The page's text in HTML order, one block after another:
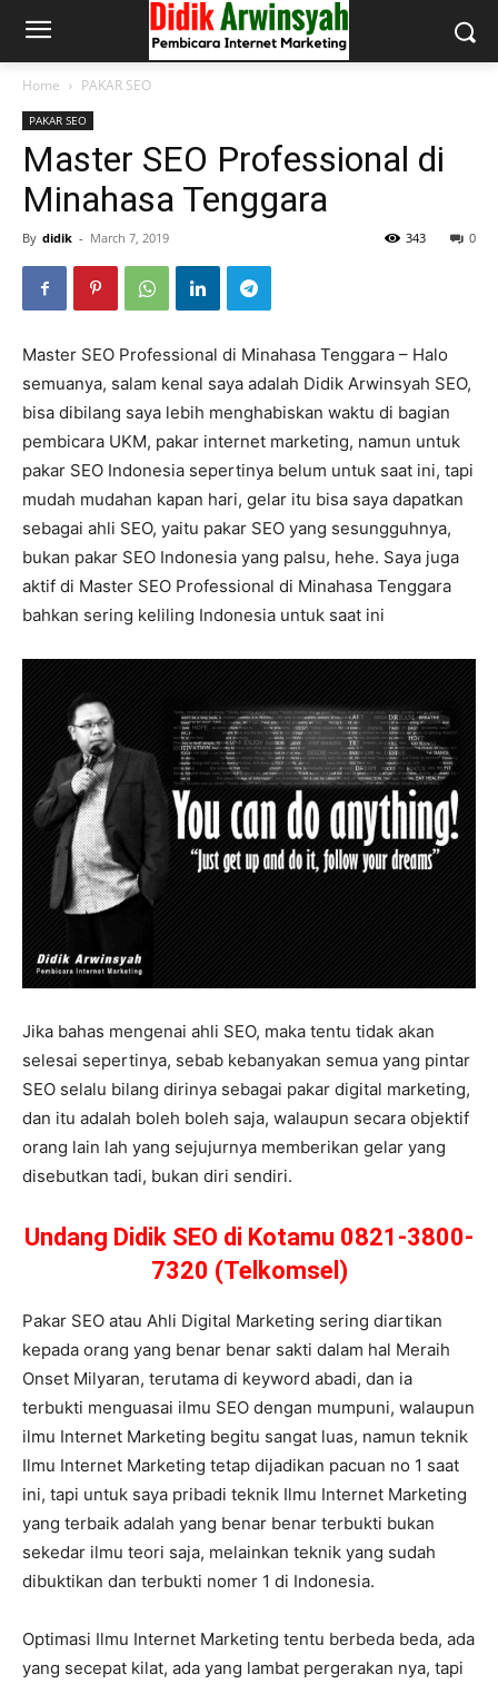
Home PAKAR SEO
PAKAR SEO
Master SEO Professional di
Minahasa Tenggara
By didik - March 7, 2019 0
343
Master SEO Professional di Minahasa Tenggara – Halo
semuanya, salam kenal saya adalah Didik Arwinsyah SEO,
bisa dibilang saya lebih menghabiskan waktu di bagian
pembicara UKM, pakar internet marketing, namun untuk
pakar SEO Indonesia sepertinya belum untuk saat ini, tapi
mudah mudahan kapan hari, gelar itu bisa saya dapatkan
sebagai ahli SEO, yaitu pakar SEO yang sesungguhnya,
bukan pakar SEO Indonesia yang palsu, hehe. Saya juga
aktif di Master SEO Professional di Minahasa Tenggara
bahkan sering keliling Indonesia untuk saat ini
Jika bahas mengenai ahli SEO, maka tentu tidak akan
selesai sepertinya, sebab kebanyakan semua yang pintar
SEO selalu bilang dirinya sebagai pakar digital marketing,
dan itu adalah boleh boleh saja, walaupun secara objektif
orang lain lah yang sejujurnya memberikan gelar yang
disebutkan tadi, bukan diri sendiri.
Undang Didik SEO di Kotamu 0821-3800-
7320 (Telkomsel)
Pakar SEO atau Ahli Digital Marketing sering diartikan
kepada orang yang benar benar sakti dalam hal Meraih
Onset Milyaran, terutama di keyword abadi, dan ia
terbukti menguasai ilmu SEO dengan mumpuni, walaupun
ilmu Internet Marketing begitu sangat luas, namun teknik
Ilmu Internet Marketing tetap dijadikan pacuan no 1 saat
ini, tapi untuk saya pribadi teknik Ilmu Internet Marketing
yang terbaik adalah yang benar benar terbukti bukan
sekedar ilmu teori saja, melainkan teknik yang sudah
dibuktikan dan terbukti nomer 1 di Indonesia.
Optimasi Ilmu Internet Marketing tentu berbeda beda, ada
yang secepat kilat, ada yang lambat pergerakan nya, tapi